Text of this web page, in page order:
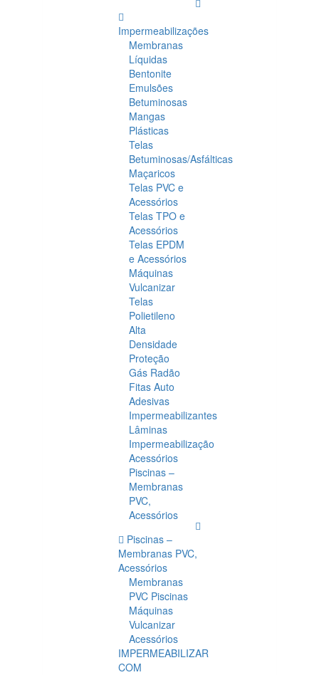
Impermeabilizações
Membranas
Líquidas
Bentonite
Emulsões
Betuminosas
Mangas
Plásticas
Telas
Betuminosas/Asfálticas
Maçaricos
Telas PVC e
Acessórios
Telas TPO e
Acessórios
Telas EPDM
e Acessórios
Máquinas
Vulcanizar
Telas
Polietileno
Alta
Densidade
Proteção
Gás Radão
Fitas Auto
Adesivas
Impermeabilizantes
Lâminas
Impermeabilização
Acessórios
Piscinas –
Membranas
PVC,
Acessórios
Piscinas –
Membranas PVC,
Acessórios
Membranas
PVC Piscinas
Máquinas
Vulcanizar
Acessórios
IMPERMEABILIZAR
COM